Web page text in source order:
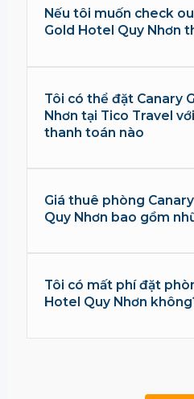
Nếu tôi muốn check
Gold Hotel Quy Nhơn
Tôi có thể đặt Canary
Nhơn tại Tico Travel
thanh toán nào
Giá thuê phòng
Quy Nhơn bao gồm
Tôi có mất phí đặt
Hotel Quy Nhơn